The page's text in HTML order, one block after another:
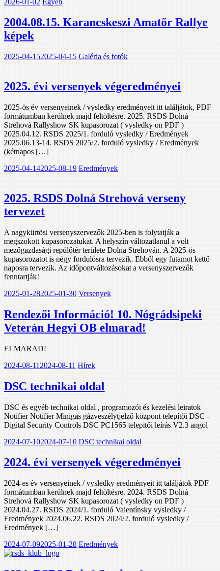
2004.08.15. Karancskeszi Amatőr Rallye
képek
2025-04-152025-04-15 Galéria és fotók
2025. évi versenyek végeredményei
2025-ös év versenyeinek / vysledky eredményeit itt találjátok, PDF
formátumban kerülnek majd feltöltésre. 2025. RSDS Dolná
Strehová Rallyshow SK kupasorozat ( vysledky on PDF )
2025.04.12. RSDS 2025/1. forduló vysledky / Eredmények
2025.06.13-14. RSDS 2025/2. forduló vysledky / Eredmények
(kétnapos […]
2025-04-142025-08-19 Eredmények
2025. RSDS Dolná Strehová verseny
tervezet
A nagykürtösi versenyszervezők 2025-ben is folytatják a
megszokott kupasorozatukat. A helyszín változatlanul a volt
mezőgazdasági repülőtér területe Dolna Strehován. A 2025-ös
kupasorozatot is négy fordulósra tervezik. Ebből egy futamot kettő
naposra tervezik. Az időpontváltozásokat a versenyszervezők
fenntartják!
2025-01-282025-01-30 Versenyek
Rendezői Információ! 10. Nógrádsipeki
Veterán Hegyi OB elmarad!
ELMARAD!
2024-08-11 2024-08-11 Hírek
DSC technikai oldal
DSC és egyéb technikai oldal , programozói és kezelési leiratok
Notifier Notifier Minigas gázveszélytjelző központ telepítői DSC -
Digital Security Controls DSC PC1565 telepitői leírás V2.3 angol
2024-07-102024-07-10 DSC technikai oldal
2024. évi versenyek végeredményei
2024-es év versenyeinek / vysledky eredményeit itt találjátok PDF
formátumban kerülnek majd feltöltésre. 2024. RSDS Dolná
Strehová Rallyshow SK kupasorozat ( vysledky on PDF )
2024.04.27. RSDS 2024/1. forduló Valentínsky vysledky /
Eredmények 2024.06.22. RSDS 2024/2. forduló vysledky /
Eredmények […]
2024-07-092025-01-28 Eredmények